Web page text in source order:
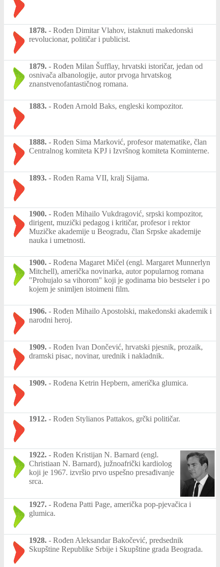
1878. - Rođen Dimitar Vlahov, istaknuti makedonski
revolucionar, političar i publicist.
1879. - Rođen Milan Šufflay, hrvatski istoričar, jedan od
osnivača albanologije, autor prvoga hrvatskog
znanstvenofantastičnog romana.
1883. - Rođen Arnold Baks, engleski kompozitor.
1888. - Rođen Sima Marković, profesor matematike, član
Centralnog komiteta KPJ i Izvršnog komiteta Kominterne.
1893. - Rođen Rama VII, kralj Sijama.
1900. - Rođen Mihailo Vukdragović, srpski kompozitor,
dirigent, muzički pedagog i kritičar, profesor i rektor
Muzičke akademije u Beogradu, član Srpske akademije
nauka i umetnosti.
1900. - Rođena Magaret Mičel (engl. Margaret Munnerlyn
Mitchell), američka novinarka, autor popularnog romana
"Prohujalo sa vihorom" koji je godinama bio bestseler i po
kojem je snimljen istoimeni film.
1906. - Rođen Mihailo Apostolski, makedonski akademik i
narodni heroj.
1909. - Rođen Ivan Dončević, hrvatski pjesnik, prozaik,
dramski pisac, novinar, urednik i nakladnik.
1909. - Rođena Ketrin Hepbern, američka glumica.
1912. - Rođen Stylianos Pattakos, grčki političar.
1922. - Rođen Kristijan N. Barnard (engl.
Christiaan N. Barnard), južnoafrički kardiolog
koji je 1967. izvršio prvo uspešno presađivanje
srca.
1927. - Rođena Patti Page, američka pop-pjevačica i
glumica.
1928. - Rođen Aleksandar Bakočević, predsednik
Skupštine Republike Srbije i Skupštine grada Beograda.